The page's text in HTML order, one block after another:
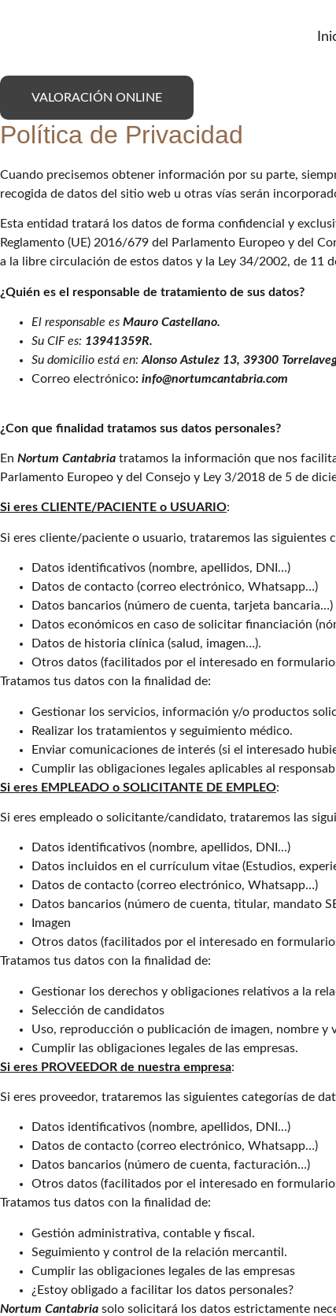
VALORACIÓN ONLINE
Política de Privacidad
Cuando precisemos obtener información por su parte,
recogida de datos del sitio web u otras vías serán
Esta entidad tratará los datos de forma confidencial y
Reglamento (UE) 2016/679 del Parlamento Europeo y del
a la libre circulación de estos datos y la Ley 34/2002, de 11
¿Quién es el responsable de tratamiento de sus datos?
El responsable es Mauro Castellano.
Su CIF es: 13941359R.
Su domicilio está en: Alonso Astulez 13, 39300
Correo electrónico: info@nortumcantabria.com
¿Con que finalidad tratamos sus datos personales?
En Nortum Cantabria tratamos la información que nos
Parlamento Europeo y del Consejo y Ley 3/2018 de 5 de
Si eres CLIENTE/PACIENTE o USUARIO:
Si eres cliente/paciente o usuario, trataremos las siguientes
Datos identificativos (nombre, apellidos, DNI…)
Datos de contacto (correo electrónico, Whatsapp…)
Datos bancarios (número de cuenta, tarjeta bancaria…)
Datos económicos en caso de solicitar financiación
Datos de historia clínica (salud, imagen…).
Otros datos (facilitados por el interesado en
Tratamos tus datos con la finalidad de:
Gestionar los servicios, información y/o productos
Realizar los tratamientos y seguimiento médico.
Enviar comunicaciones de interés (si el interesado
Cumplir las obligaciones legales aplicables al
Si eres EMPLEADO o SOLICITANTE DE EMPLEO:
Si eres empleado o solicitante/candidato, trataremos las
Datos identificativos (nombre, apellidos, DNI…)
Datos incluidos en el currículum vitae (Estudios,
Datos de contacto (correo electrónico, Whatsapp…)
Datos bancarios (número de cuenta, titular, mandato
Imagen
Otros datos (facilitados por el interesado en
Tratamos tus datos con la finalidad de:
Gestionar los derechos y obligaciones relativos a la
Selección de candidatos
Uso, reproducción o publicación de imagen, nombre y
Cumplir las obligaciones legales de las empresas.
Si eres PROVEEDOR de nuestra empresa:
Si eres proveedor, trataremos las siguientes categorías de
Datos identificativos (nombre, apellidos, DNI…)
Datos de contacto (correo electrónico, Whatsapp…)
Datos bancarios (número de cuenta, facturación…)
Otros datos (facilitados por el interesado en
Tratamos tus datos con la finalidad de:
Gestión administrativa, contable y fiscal.
Seguimiento y control de la relación mercantil.
Cumplir las obligaciones legales de las empresas
¿Estoy obligado a facilitar los datos personales?
Nortum Cantabria solo solicitará los datos estrictamente